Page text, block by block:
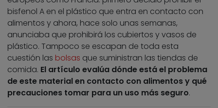
bisfenol A en el plástico que entra en contacto con
alimentos y ahora, hace solo unas semanas,
anunciaba que prohibirá los cubiertos y vasos de
plástico. Tampoco se escapan de toda esta
cuestión las bolsas que suministran las tiendas de
comida. El artículo evalúa dónde está el problema
de este material en contacto con alimentos y qué
precauciones tomar para un uso más seguro.